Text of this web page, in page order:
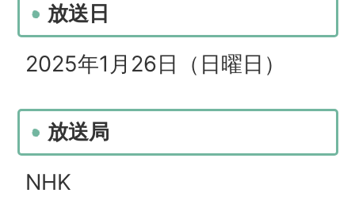
放送日
2025年1月26日（日曜日）
放送局
NHK